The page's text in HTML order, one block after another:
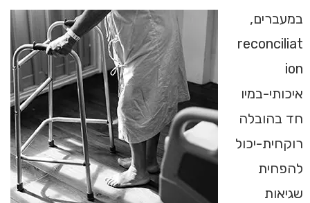
במעברים,
reconciliat
ion
איכותי-במיו
חד בהובלה
רוקחית-יכול
להפחית
שגיאות